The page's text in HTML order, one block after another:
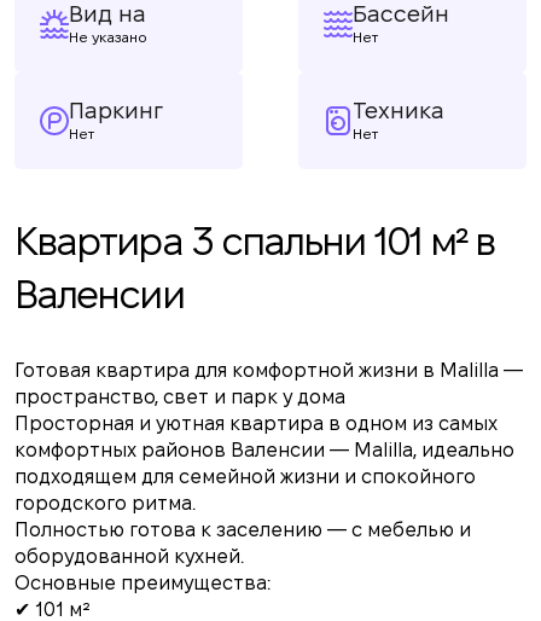
Вид на
Не указано
Бассейн
Нет
Паркинг
Нет
Техника
Нет
Квартира 3 спальни 101 м² в
Валенсии
Готовая квартира для комфортной жизни в Malilla —
пространство, свет и парк у дома
Просторная и уютная квартира в одном из самых
комфортных районов Валенсии — Malilla, идеально
подходящем для семейной жизни и спокойного
городского ритма.
Полностью готова к заселению — с мебелью и
оборудованной кухней.
Основные преимущества:
✔ 101 м²